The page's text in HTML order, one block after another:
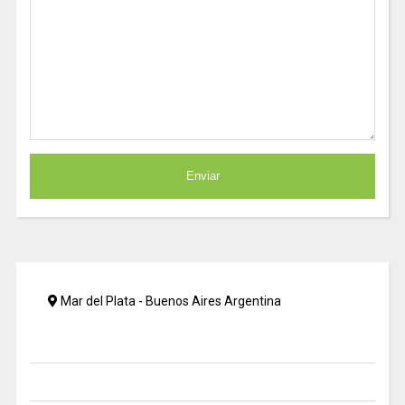
Mar del Plata - Buenos Aires Argentina